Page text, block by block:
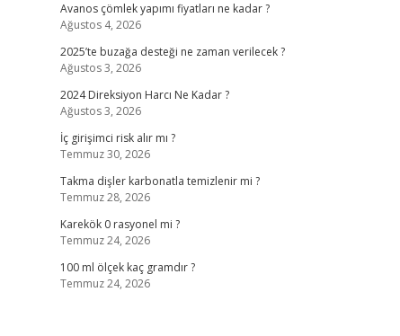
Avanos çömlek yapımı fiyatları ne kadar ?
Ağustos 4, 2026
2025’te buzağa desteği ne zaman verilecek ?
Ağustos 3, 2026
2024 Direksiyon Harcı Ne Kadar ?
Ağustos 3, 2026
İç girişimci risk alır mı ?
Temmuz 30, 2026
Takma dişler karbonatla temizlenir mi ?
Temmuz 28, 2026
Karekök 0 rasyonel mi ?
Temmuz 24, 2026
100 ml ölçek kaç gramdır ?
Temmuz 24, 2026